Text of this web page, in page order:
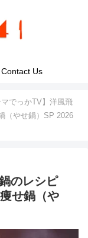
Contact Us
マでっかTV】洋風飛
（やせ鍋）SP 2026
のレシピ
せ鍋（や